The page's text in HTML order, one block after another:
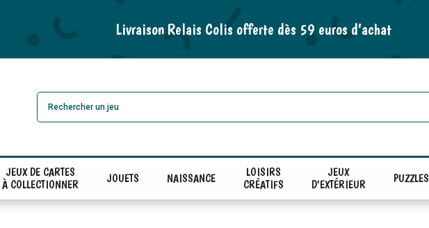
Livraison Relais Colis offerte dès 59 euros d’achat
JEUX DE CARTES
À COLLECTIONNER
JOUETS NAISSANCE
LOISIRS
CRÉATIFS
JEUX
D'EXTÉRIEUR
PUZZLES